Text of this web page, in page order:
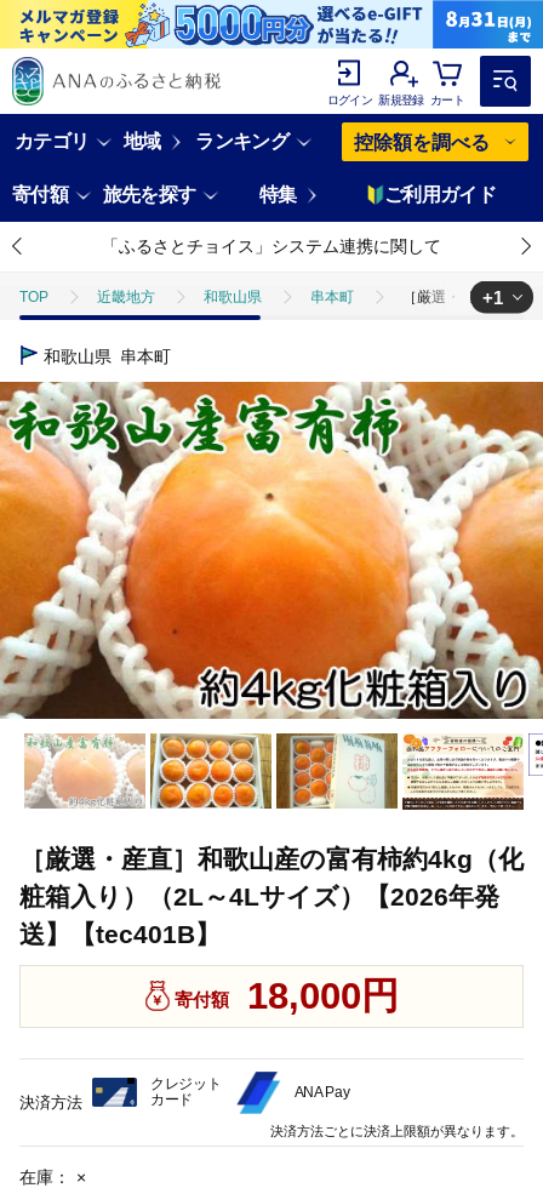
ログイン 新規登録 カート
カテゴリ 地域 ランキング 控除額を調べる
寄付額 旅先を探す 特集 ご利用ガイド
「ふるさとチョイス」システム連携に関して
TOP 近畿地方 和歌山県 串本町 ［厳選・産直］和
TOP
+1
和歌山県 串本町
［厳選・産直］和歌山産の富有柿約4kg（化
粧箱入り）（2L～4Lサイズ）【2026年発
送】【tec401B】
寄付額 18,000円
在庫： ×
決済方法
クレジット
カード
ANA Pay
決済方法ごとに決済上限額が異なります。